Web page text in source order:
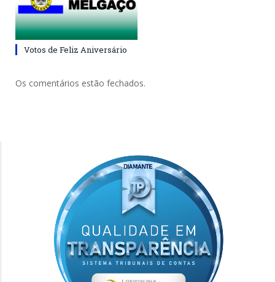
Votos de Feliz Aniversário
Os comentários estão fechados.